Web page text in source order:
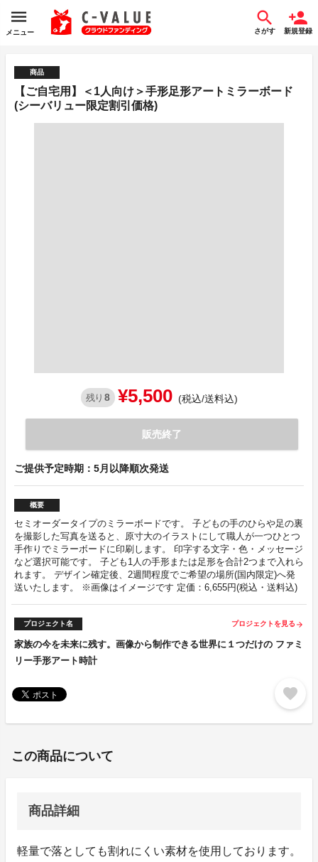
メニュー さがす 新規登録
商品
【ご自宅用】＜1人向け＞手形足形アートミラーボード
(シーバリュー限定割引価格)
残り 8 ¥5,500 (税込/送料込)
販売終了
ご提供予定時期：5月以降順次発送
概要
セミオーダータイプのミラーボードです。 子どもの手のひらや足の裏
を撮影した写真を送ると、原寸大のイラストにして職人が一つひとつ
手作りでミラーボードに印刷します。 印字する文字・色・メッセージ
など選択可能です。 子ども1人の手形または足形を合計2つまで入れら
れます。 デザイン確定後、2週間程度でご希望の場所(国内限定)へ発
送いたします。 ※画像はイメージです 定価：6,655円(税込・送料込)
プロジェクト名 プロジェクトを見る arrow_forward
家族の今を未来に残す。画像から制作できる世界に１つだけの ファミ
リー手形アート時計
favorite
この商品について
商品詳細
軽量で落としても割れにくい素材を使用しております。